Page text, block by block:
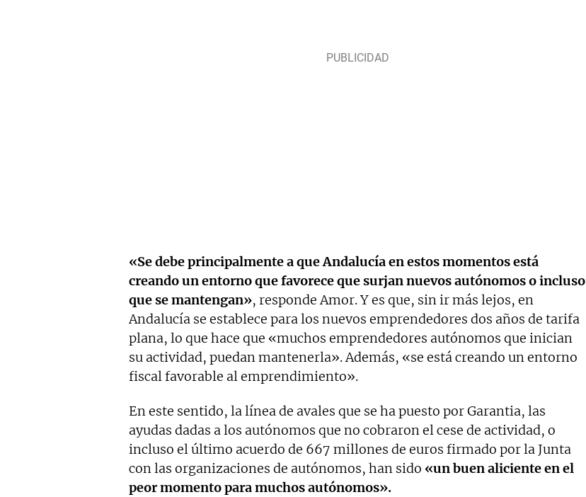
«Se debe principalmente a que Andalucía en estos momentos está
creando un entorno que favorece que surjan nuevos autónomos o incluso
que se mantengan», responde Amor. Y es que, sin ir más lejos, en
Andalucía se establece para los nuevos emprendedores dos años de tarifa
plana, lo que hace que «muchos emprendedores autónomos que inician
su actividad, puedan mantenerla». Además, «se está creando un entorno
fiscal favorable al emprendimiento».
En este sentido, la línea de avales que se ha puesto por Garantia, las
ayudas dadas a los autónomos que no cobraron el cese de actividad, o
incluso el último acuerdo de 667 millones de euros firmado por la Junta
con las organizaciones de autónomos, han sido «un buen aliciente en el
peor momento para muchos autónomos».